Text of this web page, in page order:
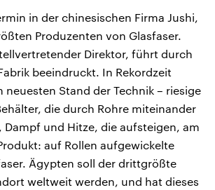
in der chinesischen Firma Jushi,
Produzenten von Glasfaser.
Direktor, führt durch
beeindruckt. In Rekordzeit
neuesten Stand der Technik – riesige
die durch Rohre miteinander
Dampf und Hitze, die aufsteigen, am
auf Rollen aufgewickelte
Ägypten soll der drittgrößte
weltweit werden, und hat dieses